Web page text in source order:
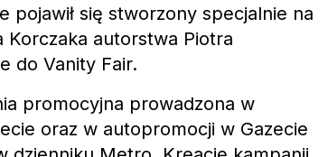
pojawił się stworzony specjalnie na
autorstwa Piotra
do Vanity Fair.
promocyjna prowadzona w
oraz w autopromocji w Gazecie